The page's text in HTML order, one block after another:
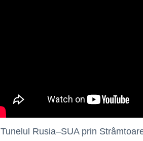
Tunelul Rusia–SUA prin